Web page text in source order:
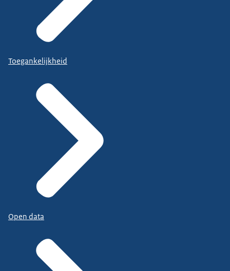
Toegankelijkheid
Open data